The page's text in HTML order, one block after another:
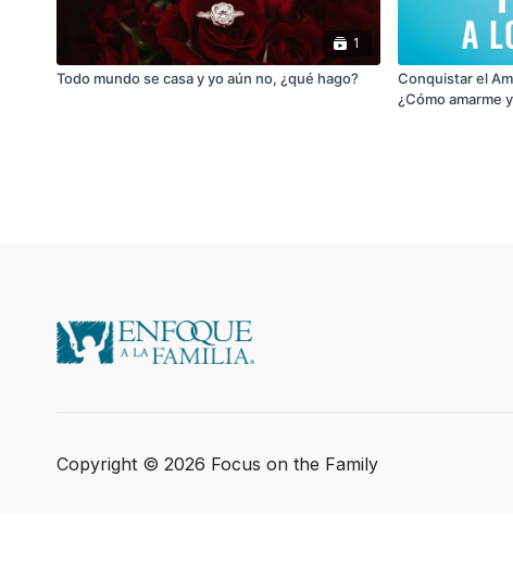
1
Todo mundo se casa y yo aún no, ¿qué hago?
Conquistar el
¿Cómo amarme
Copyright © 2026 Focus on the Family